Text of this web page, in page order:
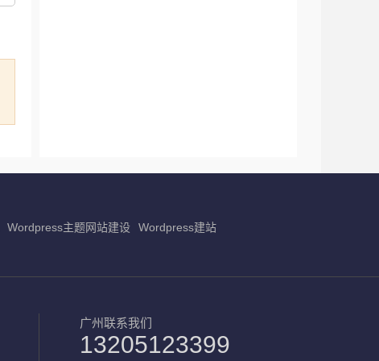
Wordpress主题网站建设
Wordpress建站
广州联系我们
13205123399